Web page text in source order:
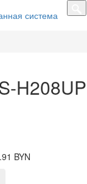
система
H208UP
BYN